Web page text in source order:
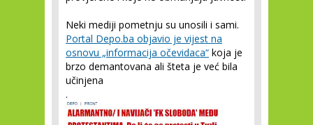
Neki mediji pometnju su unosili i sami.
Portal Depo.ba objavio je vijest na
osnovu „informacija očevidaca“ koja je
brzo demantovana ali šteta je već bila
učinjena
.